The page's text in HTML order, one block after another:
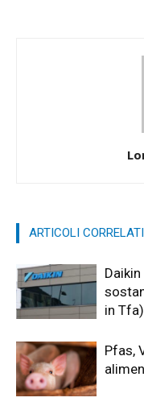
ARTICOLI CORRELATI
in Tfa)
Pfas,